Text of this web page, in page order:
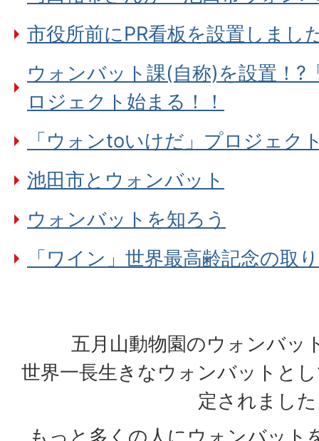
市役所前にPR看板を設置しまし
ウォンバット課(自称)を設置！?
ロジェクト始まる！！
「ウォンtoいけだ」プロジェク
池田市とウォンバット
ウォンバットを知ろう
「ワイン」世界最高齢記念の取
五月山動物園のウォンバッ
世界一長生きなウォンバットと
定されまし
もっと多くの人にウォンバット